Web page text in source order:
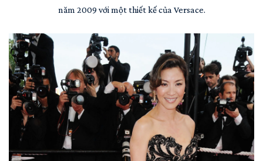
năm 2009 với một thiết kế của Versace.